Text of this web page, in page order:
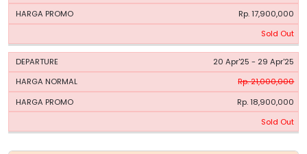
Rp. 17,900,000
Sold Out
20 Apr'25 - 29 Apr'25
Rp. 21,000,000
Rp. 18,900,000
Sold Out